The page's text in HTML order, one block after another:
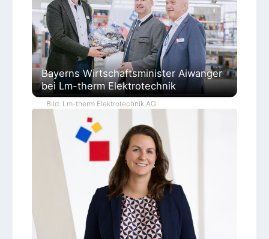
Bayerns Wirtschaftsminister Aiwanger
bei Lm-therm Elektrotechnik
Bild: Lm-therm Elektrotechnik AG